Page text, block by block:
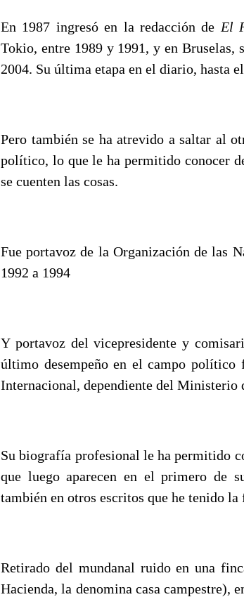
En 1987 ingresó en la redacción de El
Tokio, entre 1989 y 1991, y en Bruselas,
2004. Su última etapa en el diario, hasta
Pero también se ha atrevido a saltar al
político, lo que le ha permitido conocer
se cuenten las cosas.
Fue portavoz de la Organización de las
1992 a 1994
Y portavoz del vicepresidente y
último desempeño en el campo político
Internacional, dependiente del Ministerio
Su biografía profesional le ha permitido
que luego aparecen en el primero de
también en otros escritos que he tenido la
Retirado del mundanal ruido en una
Hacienda, la denomina casa campestre),